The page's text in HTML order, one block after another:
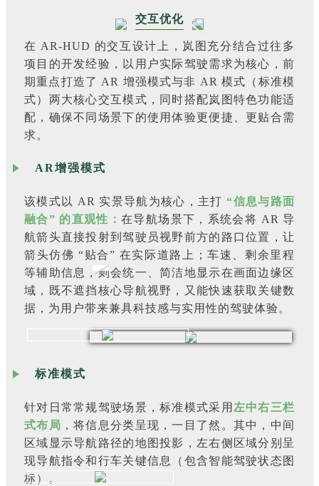
交互优化
在 AR-HUD 的交互设计上，岚图充分结合过往多
项目的开发经验，以用户实际驾驶需求为核心，前
期重点打造了 AR 增强模式与非 AR 模式（标准模
式）两大核心交互模式，同时搭配岚图特色功能适
配，确保不同场景下的使用体验更便捷、更贴合需
求。
AR增强模式
该模式以 AR 实景导航为核心，主打 “信息与路面
融合” 的直观性：在导航场景下，系统会将 AR 导
航箭头直接投射到驾驶员视野前方的路口位置，让
箭头仿佛 “贴合” 在实际道路上；车速、剩余里程
等辅助信息，则会统一、简洁地显示在画面边缘区
域，既不遮挡核心导航视野，又能快速获取关键数
据，为用户带来兼具科技感与实用性的驾驶体验。
标准模式
针对日常常规驾驶场景，标准模式采用 左中右三栏
式布局 ，将信息分类呈现，一目了然。其中，中间
区域显示导航路径的地图投影，左右侧区域分别呈
现导航指令和行车关键信息（包含智能驾驶状态图
标）。